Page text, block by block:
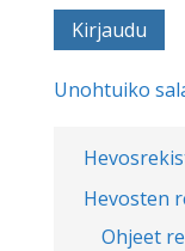
Hevosten
Ohjeet
Unohtuiko